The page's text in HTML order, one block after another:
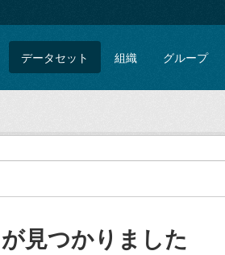
データセット 組織 グループ
見つかりました